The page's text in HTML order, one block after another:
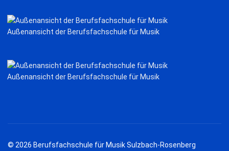
Außenansicht der Berufsfachschule für Musik
Außenansicht der Berufsfachschule für Musik
© 2026 Berufsfachschule für Musik Sulzbach-Rosenberg